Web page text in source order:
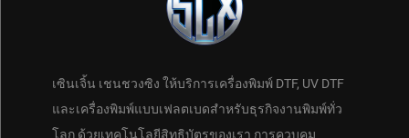
เซินเจิ้น เชนชวงซิง ให้บริการเครื่องพิมพ์ DTF, UV DTF
และเครื่องพิมพ์แบบเฟลตเบดสำหรับธุรกิจงานพิมพ์ทั่ว
โลก ด้วยเทคโนโลยีสิทธิบัตรของเรา การควบคุม